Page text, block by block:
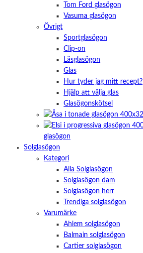
Tom Ford glasögon
Vasuma glasögon
Övrigt
Sportglasögon
Clip-on
Läsglasögon
Glas
Hur tyder jag mitt recept?
Hjälp att välja glas
Glasögonskötsel
glasögon
Solglasögon
Kategori
Alla Solglasögon
Solglasögon dam
Solglasögon herr
Trendiga solglasögon
Varumärke
Ahlem solglasögon
Balmain solglasögon
Cartier solglasögon